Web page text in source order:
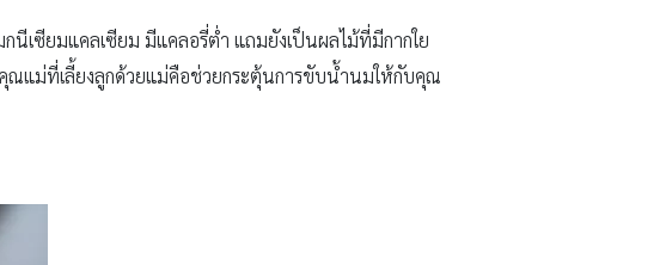
เซียมแคลเซียม มีแคลอรี่ต่ำ แถมยังเป็นผลไม้ที่มีกากใย
แม่ที่เลี้ยงลูกด้วยแม่คือช่วยกระตุ้นการขับน้ำนมให้กับคุณ